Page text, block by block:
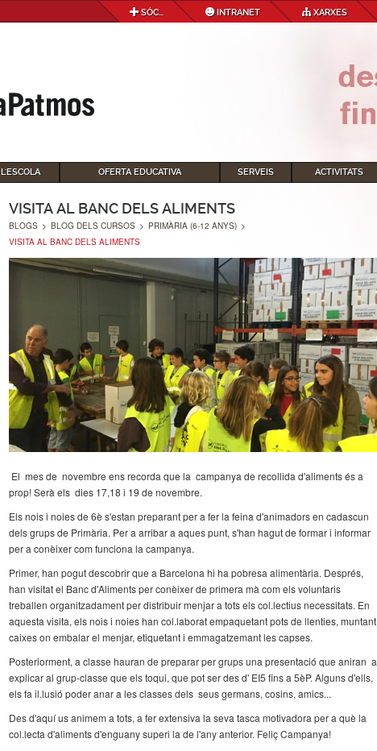
SÓC... INTRANET XARXES
L'ESCOLA OFERTA EDUCATIVA SERVEIS ACTIVITATS
VISITA AL BANC DELS ALIMENTS
BLOGS > BLOG DELS CURSOS > PRIMÀRIA (6-12 ANYS) >
VISITA AL BANC DELS ALIMENTS
El mes de novembre ens recorda que la campanya de recollida d'aliments és a
prop! Serà els dies 17,18 i 19 de novembre.
Els nois i noies de 6è s'estan preparant per a fer la feina d'animadors en cadascun
dels grups de Primària. Per a arribar a aques punt, s'han hagut de formar i informar
per a conèixer com funciona la campanya.
Primer, han pogut descobrir que a Barcelona hi ha pobresa alimentària. Després,
han visitat el Banc d'Aliments per conèixer de primera mà com els voluntaris
treballen organitzadament per distribuir menjar a tots els col.lectius necessitats. En
aquesta visita, els nois i noies han col.laborat empaquetant pots de llenties, muntant
caixes on embalar el menjar, etiquetant i emmagatzemant les capses.
Posteriorment, a classe hauran de preparar per grups una presentació que aniran a
explicar al grup-classe que els toqui, que pot ser des d' EI5 fins a 5èP. Alguns d'ells,
els fa il.lusió poder anar a les classes dels seus germans, cosins, amics...
Des d'aquí us animem a tots, a fer extensiva la seva tasca motivadora per a què la
col.lecta d'aliments d'enguany superi la de l'any anterior. Feliç Campanya!